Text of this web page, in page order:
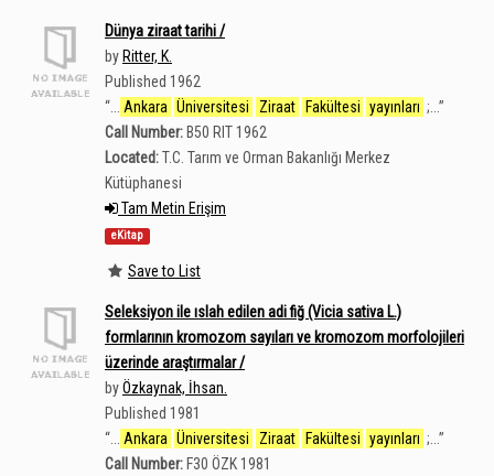
Dünya ziraat tarihi /
by Ritter, K.
Published 1962
“
Ankara Üniversitesi Ziraat Fakültesi yayınları ;... ”
Call Number: B50 RIT 1962
Located:T.C. Tarım ve Orman Bakanlığı Merkez
Kütüphanesi
Tam Metin Erişim
eKitap
Save to List
Seleksiyon ile ıslah edilen adi fiğ (Vicia sativa L.)
formlarının kromozom sayıları ve kromozom morfolojileri
üzerinde araştırmalar /
byÖzkaynak, İhsan.
Published 1981
“
Ankara Üniversitesi Ziraat Fakültesi yayınları ;... ”
Call Number: F30 ÖZK 1981